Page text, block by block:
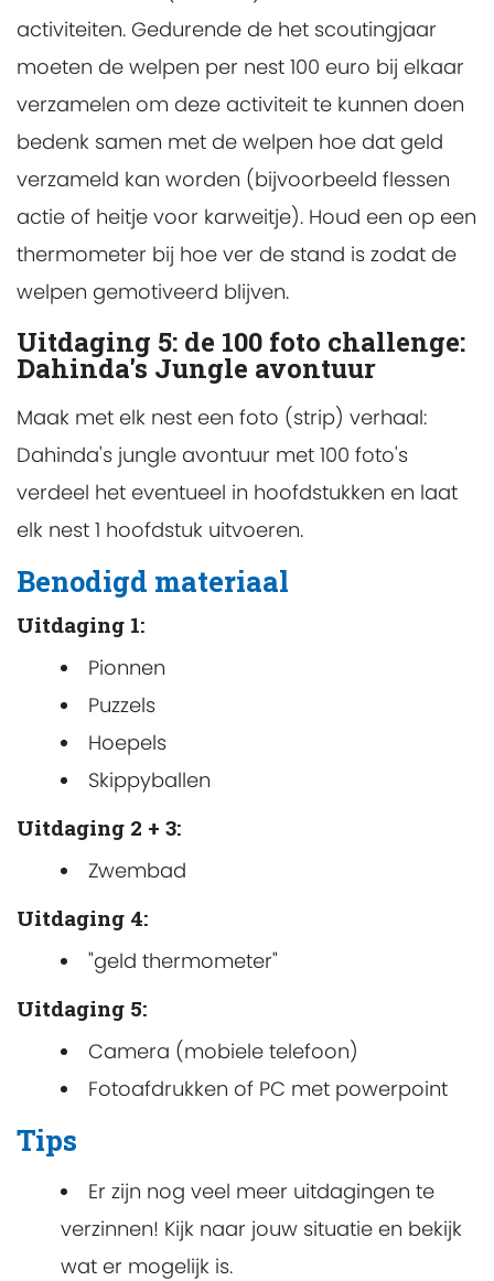
activiteiten. Gedurende de het scoutingjaar
moeten de welpen per nest 100 euro bij elkaar
verzamelen om deze activiteit te kunnen doen
bedenk samen met de welpen hoe dat geld
verzameld kan worden (bijvoorbeeld flessen
actie of heitje voor karweitje). Houd een op een
thermometer bij hoe ver de stand is zodat de
welpen gemotiveerd blijven.
Uitdaging 5: de 100 foto challenge:
Dahinda's Jungle avontuur
Maak met elk nest een foto (strip) verhaal:
Dahinda's jungle avontuur met 100 foto's
verdeel het eventueel in hoofdstukken en laat
elk nest 1 hoofdstuk uitvoeren.
Benodigd materiaal
Uitdaging 1:
Pionnen
Puzzels
Hoepels
Skippyballen
Uitdaging 2 + 3:
Zwembad
Uitdaging 4:
"geld thermometer"
Uitdaging 5:
Camera (mobiele telefoon)
Fotoafdrukken of PC met powerpoint
Tips
Er zijn nog veel meer uitdagingen te
verzinnen! Kijk naar jouw situatie en bekijk
wat er mogelijk is.